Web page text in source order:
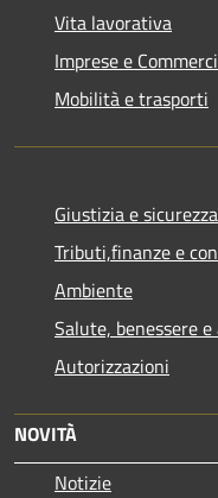
Vita lavorativa
Imprese e
Mobilità e trasporti
Giustizia e
Tributi,finanze e
Ambiente
Salute, benessere
Autorizzazioni
NOVITÀ
Notizie